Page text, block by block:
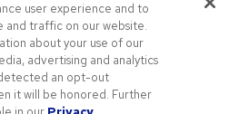
user experience and to
and traffic on our website.
about your use of our
advertising and analytics
an opt-out
it will be honored. Further